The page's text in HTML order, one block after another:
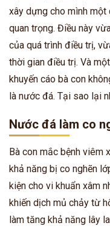
xây dựng cho mình một
quan trọng. Điều này
của quá trình điều trị,
thời gian điều trị. Và
khuyến cáo bà con
là nước đá. Tại sao lại
Nước đá làm co
Bà con mắc bệnh viêm
khả năng bị co nghẽn
kiện cho vi khuẩn xâm
khiến dịch mủ chảy từ
làm tăng khả năng lây